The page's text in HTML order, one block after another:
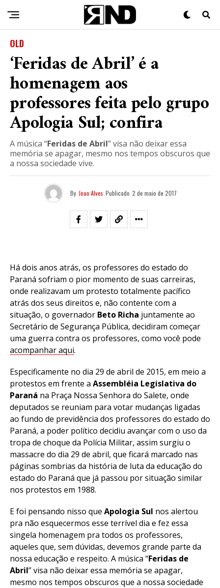
OLD
‘Feridas de Abril’ é a
homenagem aos
professores feita pelo grupo
Apologia Sul; confira
A música “Feridas de Abril” visa não deixar essa
memória se apagar, mesmo nos tempos obscuros que
a nossa sociedade vive.
By Joao Alves Publicado 2 de maio de 2017
Há dois anos atrás, os professores do estado do
Paraná sofriam o pior momento de suas carreiras,
onde realizavam um protesto totalmente pacífico
atrás dos seus direitos e, não contente com a
situação, o governador Beto Richa juntamente ao
Secretário de Segurança Pública, decidiram começar
uma guerra contra os professores, como você pode
acompanhar aqui.
Especificamente no dia 29 de abril de 2015, em meio a
protestos em frente a Assembléia Legislativa do
Paraná na Praça Nossa Senhora do Salete, onde
deputados se reuniam para votar mudanças ligadas
ao fundo de previdência dos professores do estado do
Paraná, a poder político decidiu avançar com o uso da
tropa de choque da Polícia Militar, assim surgiu o
massacre do dia 29 de abril, que ficará marcado nas
páginas sombrias da história de luta da educação do
estado do Paraná que já passou por situação similar
nos protestos em 1988.
E foi pensando nisso que Apologia Sul nos alertou
pra não esquecermos esse terrível dia e fez essa
singela homenagem pra todos os professores,
aqueles que, sem dúvidas, devemos grande parte da
nossa educação e respeito. A música “Feridas de
Abril” visa não deixar essa memória se apagar,
mesmo nos tempos obscuros que a nossa sociedade